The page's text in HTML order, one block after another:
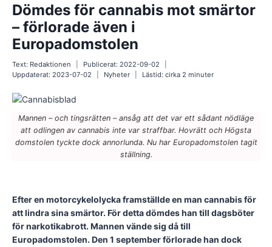
Dömdes för cannabis mot smärtor
– förlorade även i
Europadomstolen
Text: Redaktionen Publicerat: 2022-09-02
Uppdaterat: 2023-07-02 Nyheter Lästid: cirka2minuter
Mannen – och tingsrätten – ansåg att det var ett sådant nödläge
att odlingen av cannabis inte var straffbar. Hovrätt och Högsta
domstolen tyckte dock annorlunda. Nu har Europadomstolen tagit
ställning.
Efter en motorcykelolycka framställde en man cannabis för
att lindra sina smärtor. För detta dömdes han till dagsböter
för narkotikabrott. Mannen vände sig då till
Europadomstolen. Den 1 september förlorade han dock